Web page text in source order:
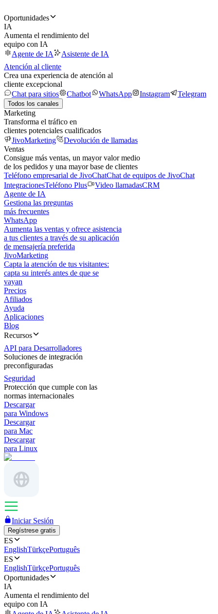
Oportunidades
IA
Aumenta el rendimiento del
equipo con IA
Agente de IA
Asistente de IA
Atención al cliente
Crea una experiencia de atención al
cliente excepcional
Chat para sitios
Chatbot WhatsApp Instagram Telegram
Todos los canales
Marketing
Transforma el tráfico en
clientes potenciales cualificados
JivoMarketing
Devolución de llamadas
Ventas
Consigue más ventas, un mayor valor medio
de los pedidos y una mayor base de clientes
Teléfono empresarial de JivoChatChat de equipos de JivoChat
IntegracionesTeléfono Plus Video llamadasCRM
Agente de IA
Gestiona las preguntas
más frecuentes
WhatsApp
Aumenta las ventas y ofrece asistencia
a tus clientes a través de su aplicación
de mensajería preferida
JivoMarketing
Capta la atención de tus visitantes:
capta su interés antes de que se
vayan
Precios
Afiliados
Ayuda
Aplicaciones
Blog
Recursos
API para Desarrolladores
Soluciones de integración
preconfiguradas
Seguridad
Protección que cumple con las
normas internacionales
Descargar
para Windows
Descargar
para Mac
Descargar
para Linux
Iniciar Sesión
Regístrese gratis
ES
EnglishTürkçePortuguês
ES
EnglishTürkçePortuguês
Oportunidades
IA
Aumenta el rendimiento del
equipo con IA